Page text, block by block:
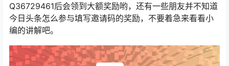
Q36729461后会领到大额奖励哟，还有一些朋友并不知道
今日头条怎么参与填写邀请码的奖励，不要着急来看看小
编的讲解吧。